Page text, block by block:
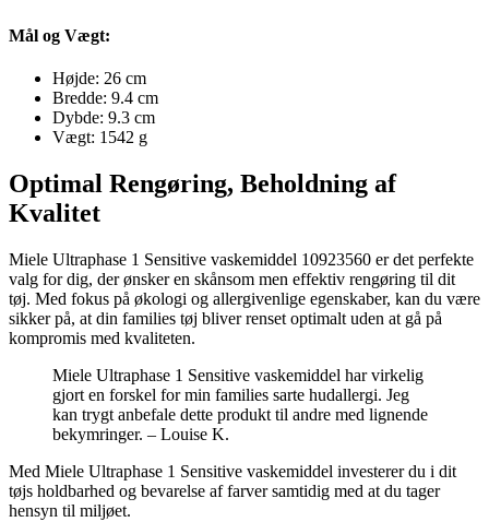
Mål og Vægt:
Højde: 26 cm
Bredde: 9.4 cm
Dybde: 9.3 cm
Vægt: 1542 g
Optimal Rengøring, Beholdning af
Kvalitet
Miele Ultraphase 1 Sensitive vaskemiddel 10923560 er det perfekte
valg for dig, der ønsker en skånsom men effektiv rengøring til dit
tøj. Med fokus på økologi og allergivenlige egenskaber, kan du være
sikker på, at din families tøj bliver renset optimalt uden at gå på
kompromis med kvaliteten.
Miele Ultraphase 1 Sensitive vaskemiddel har virkelig
gjort en forskel for min families sarte hudallergi. Jeg
kan trygt anbefale dette produkt til andre med lignende
bekymringer. – Louise K.
Med Miele Ultraphase 1 Sensitive vaskemiddel investerer du i dit
tøjs holdbarhed og bevarelse af farver samtidig med at du tager
hensyn til miljøet.